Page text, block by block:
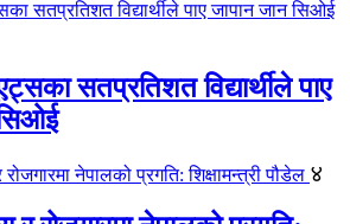
सतप्रतिशत विद्यार्थीले पाए
४